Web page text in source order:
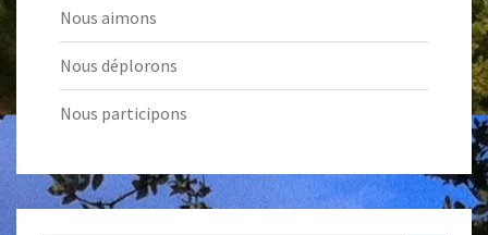
Nous aimons
Nous déplorons
Nous participons